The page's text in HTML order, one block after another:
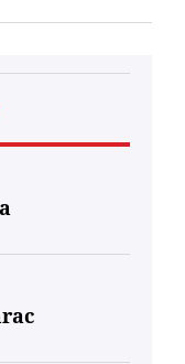
zakonskih